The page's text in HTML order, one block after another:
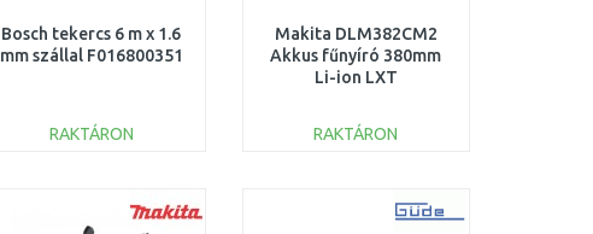
Bosch tekercs 6 m x 1.6
mm szállal F016800351
RAKTÁRON
Összehasonlítás
Makita DLM382CM2
Akkus fűnyíró 380mm
Li-ion LXT
RAKTÁRON
Összehasonlítás